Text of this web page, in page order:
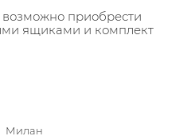
приобрести
ящиками и комплект
Милан